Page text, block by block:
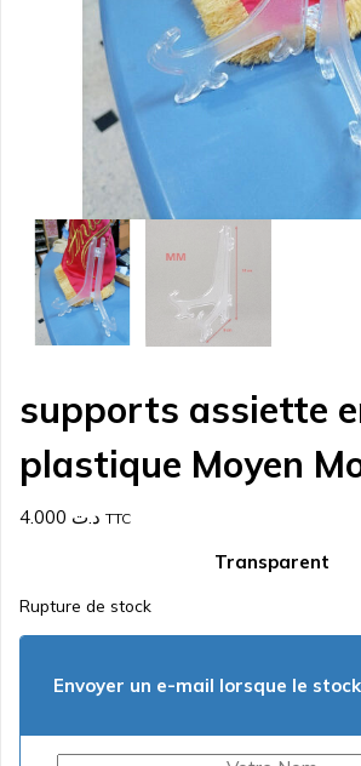
supports assiette
plastique Moyen
د.ت TTC
Transparent
Rupture de stock
Envoyer un e-mail lorsque le